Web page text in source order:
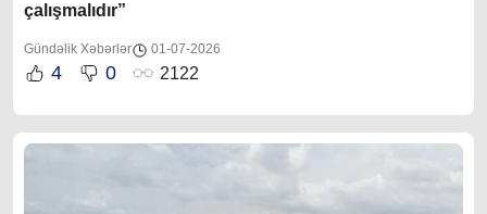
çalışmalıdır”
Gündəlik Xəbərlər 01-07-2026
4 0 2122